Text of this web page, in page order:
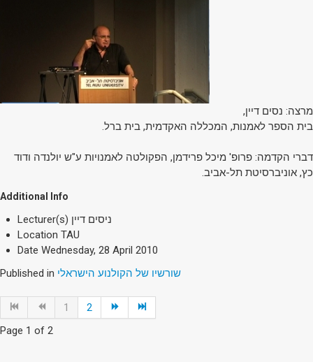
מרצה: נסים דיין,
בית הספר לאמנות, המכללה האקדמית, בית ברל.
דברי הקדמה: פרופ' מיכל פרידמן, הפקולטה לאמנויות ע"ש יולנדה ודוד
כץ, אוניברסיטת תל-אביב.
Additional Info
Lecturer(s) ניסים דיין
Location TAU
Date Wednesday, 28 April 2010
Published in שורשיו של הקולנוע הישראלי
1
2
Page 1 of 2